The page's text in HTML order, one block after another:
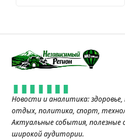
Новости и аналитика:
отдых, политика, спорт,
Актуальные события, полезные
широкой аудитории.